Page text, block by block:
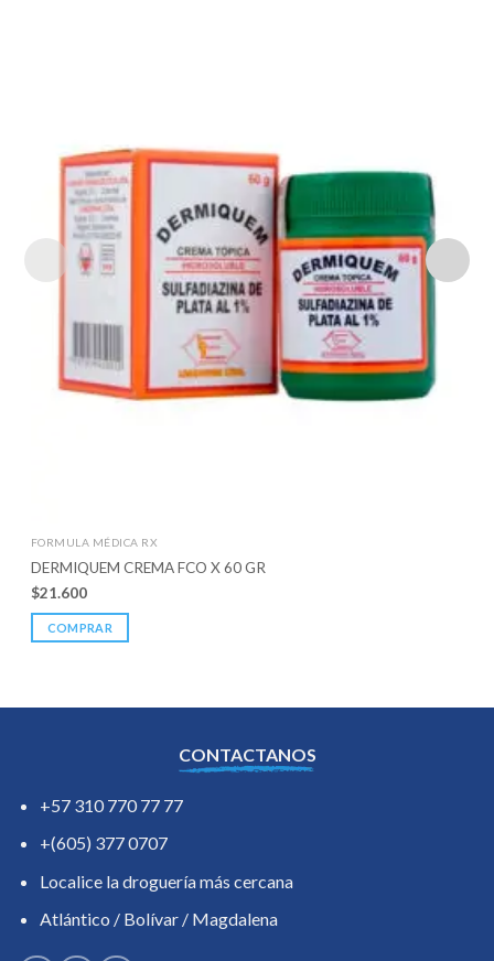
FORMULA MÉDICA RX
DERMIQUEM CREMA FCO X 60 GR
$21.600
COMPRAR
CONTACTANOS
+57 310 770 77 77
+(605) 377 0707
Localice la droguería más cercana
Atlántico / Bolívar / Magdalena